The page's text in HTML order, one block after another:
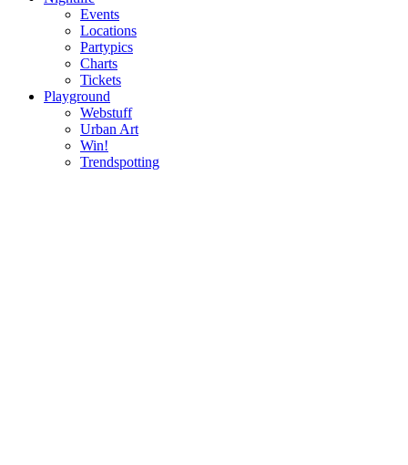
Events
Locations
Partypics
Charts
Tickets
Playground
Webstuff
Urban Art
Win!
Trendspotting